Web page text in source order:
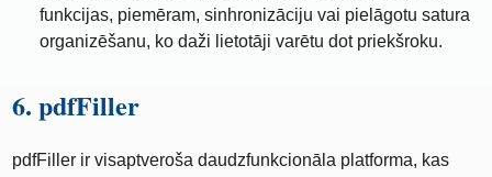
funkcijas, piemēram, sinhronizāciju vai pielāgotu satura
organizēšanu, ko daži lietotāji varētu dot priekšroku.
6. pdfFiller
pdfFiller ir visaptveroša daudzfunkcionāla platforma, kas